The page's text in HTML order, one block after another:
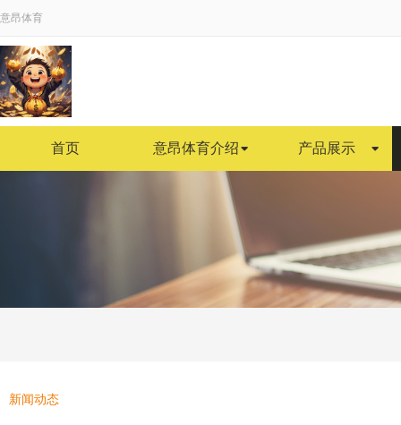
意昂体育
首页 意昂体育介绍 产品展示
新闻动态